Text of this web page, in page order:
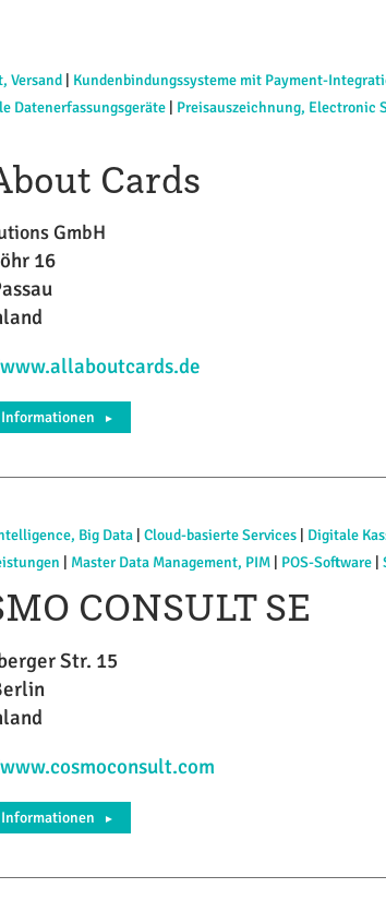
Versand Kundenbindungssysteme mit Payment-
Datenerfassungsgeräte Preisauszeichnung, Electronic
Cards
GmbH
16
►
Big Data |Cloud-basierte Services Digitale
Master Data Management, PIM POS-Software |
CONSULT SE
Str. 15
►